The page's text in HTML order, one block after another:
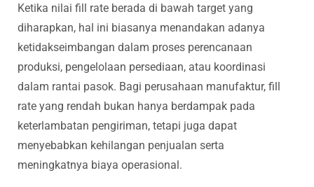
Ketika nilai fill rate berada di bawah target yang
diharapkan, hal ini biasanya menandakan adanya
ketidakseimbangan dalam proses perencanaan
produksi, pengelolaan persediaan, atau koordinasi
dalam rantai pasok. Bagi perusahaan manufaktur, fill
rate yang rendah bukan hanya berdampak pada
keterlambatan pengiriman, tetapi juga dapat
menyebabkan kehilangan penjualan serta
meningkatnya biaya operasional.